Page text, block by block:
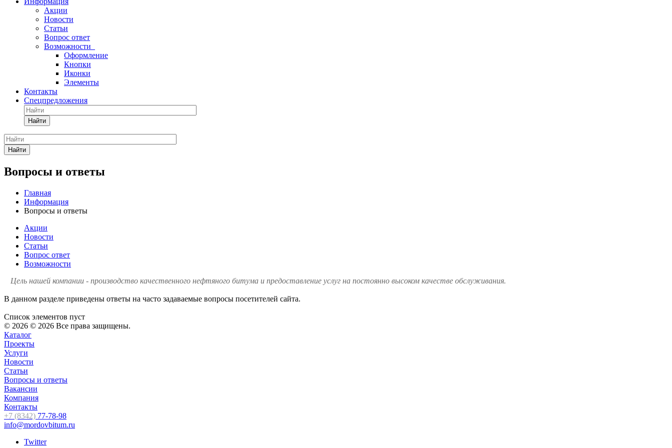
Акции
Новости
Статьи
Вопрос ответ
Возможности
Оформление
Кнопки
Иконки
Элементы
Контакты
Спецпредложения
Найти
Найти
Вопросы и ответы
Главная
Информация
Вопросы и ответы
Акции
Новости
Статьи
Вопрос ответ
Возможности
Цель нашей компании - производство качественного нефтяного битума и предоставление услуг на постоянно высоком качестве обслуживания.
В данном разделе приведены ответы на часто задаваемые вопросы посетителей сайта.
Список элементов пуст
© 2026 © 2026 Все права защищены.
Каталог
Проекты
Услуги
Новости
Статьи
Вопросы и ответы
Вакансии
Компания
Контакты
+7 (8342) 77-78-98
info@mordovbitum.ru
Twitter